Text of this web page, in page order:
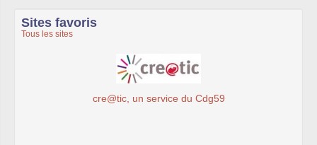
Sites favoris
Tous les sites
cre@tic, un service du Cdg59